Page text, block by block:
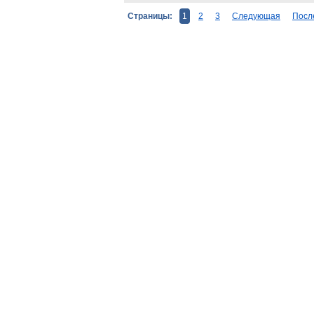
Страницы: 1 2 3 Следующая